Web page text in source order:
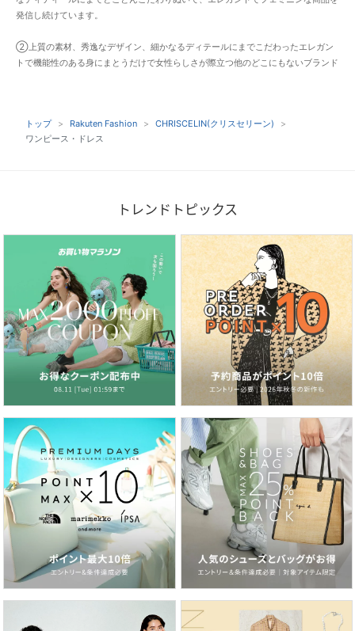
発信し続けています。
②上質の素材、秀逸なデザイン、細かなるディテールにまでこだわったエレガン
トで機能性のある身にまとうだけで女性らしさが際立つ他のどこにもないブランド
トップ Rakuten Fashion
CHRISCELIN(クリスセリーン)
ワンピース・ドレス
トレンドトピックス